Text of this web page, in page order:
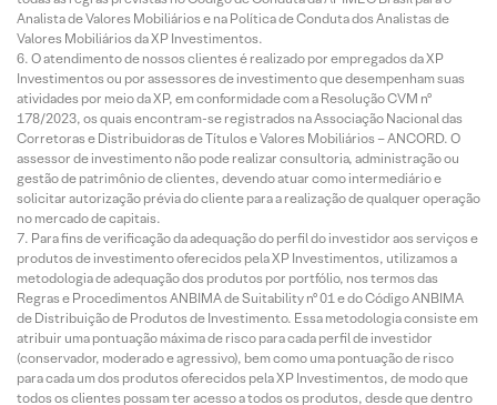
Analista de Valores Mobiliários e na Política de Conduta dos Analistas de
Valores Mobiliários da XP Investimentos.
O atendimento de nossos clientes é realizado por empregados da XP
Investimentos ou por assessores de investimento que desempenham suas
atividades por meio da XP, em conformidade com a Resolução CVM nº
178/2023, os quais encontram-se registrados na Associação Nacional das
Corretoras e Distribuidoras de Títulos e Valores Mobiliários – ANCORD. O
assessor de investimento não pode realizar consultoria, administração ou
gestão de patrimônio de clientes, devendo atuar como intermediário e
solicitar autorização prévia do cliente para a realização de qualquer operação
no mercado de capitais.
Para fins de verificação da adequação do perfil do investidor aos serviços e
produtos de investimento oferecidos pela XP Investimentos, utilizamos a
metodologia de adequação dos produtos por portfólio, nos termos das
Regras e Procedimentos ANBIMA de Suitability nº 01 e do Código ANBIMA
de Distribuição de Produtos de Investimento. Essa metodologia consiste em
atribuir uma pontuação máxima de risco para cada perfil de investidor
(conservador, moderado e agressivo), bem como uma pontuação de risco
para cada um dos produtos oferecidos pela XP Investimentos, de modo que
todos os clientes possam ter acesso a todos os produtos, desde que dentro